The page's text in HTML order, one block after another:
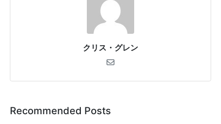
クリス・グレン
Recommended Posts